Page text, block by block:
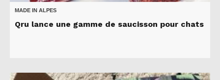
MADE IN ALPES
Qru lance une gamme de saucisson pour chats